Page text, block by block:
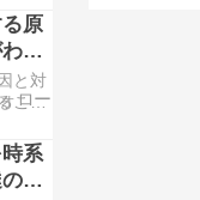
でも
の理
し」
ても
。そ
原
か
と対
こと
口論
する
後片
ちょ
系
理